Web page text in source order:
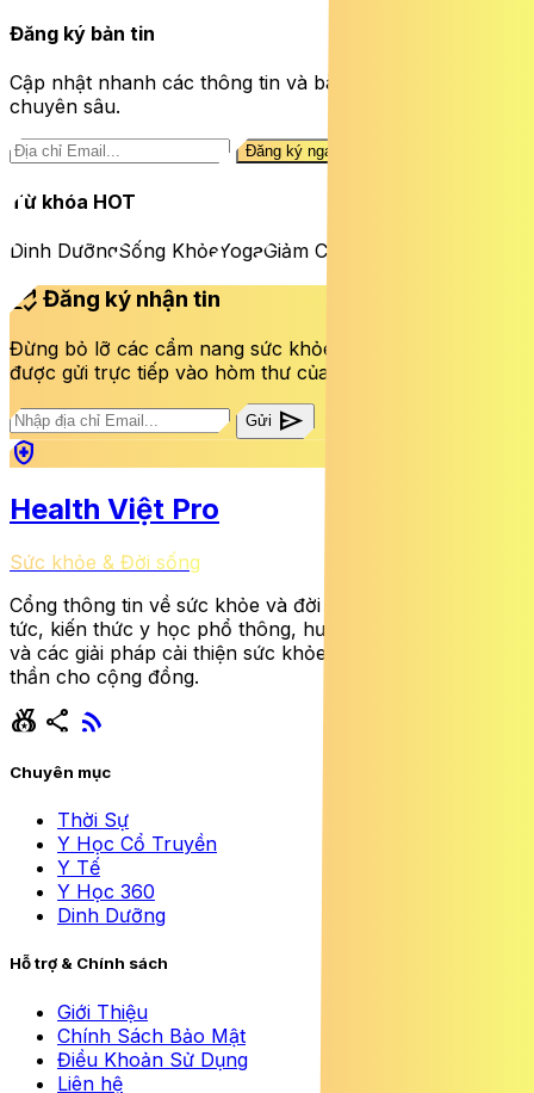
Đăng ký bản tin
Cập nhật nhanh các thông tin và bài viết sức khỏe
chuyên sâu.
Đăng ký ngay
Từ khóa HOT
Dinh DưỡngSống KhỏeYogaGiảm Cân
mark_email_read Đăng ký nhận tin
Đừng bỏ lỡ các cẩm nang sức khỏe và bài viết mới nhất
được gửi trực tiếp vào hòm thư của bạn mỗi tuần.
Gửi send
health_and_safety
Health Việt Pro
Sức khỏe & Đời sống
Cổng thông tin về sức khỏe và đời sống cung cấp tin
tức, kiến thức y học phổ thông, hướng dẫn dinh dưỡng
và các giải pháp cải thiện sức khỏe thể chất lẫn tinh
thần cho cộng đồng.
social_leaderboard share rss_feed
Chuyên mục
Thời Sự
Y Học Cổ Truyền
Y Tế
Y Học 360
Dinh Dưỡng
Hỗ trợ & Chính sách
Giới Thiệu
Chính Sách Bảo Mật
Điều Khoản Sử Dụng
Liên hệ